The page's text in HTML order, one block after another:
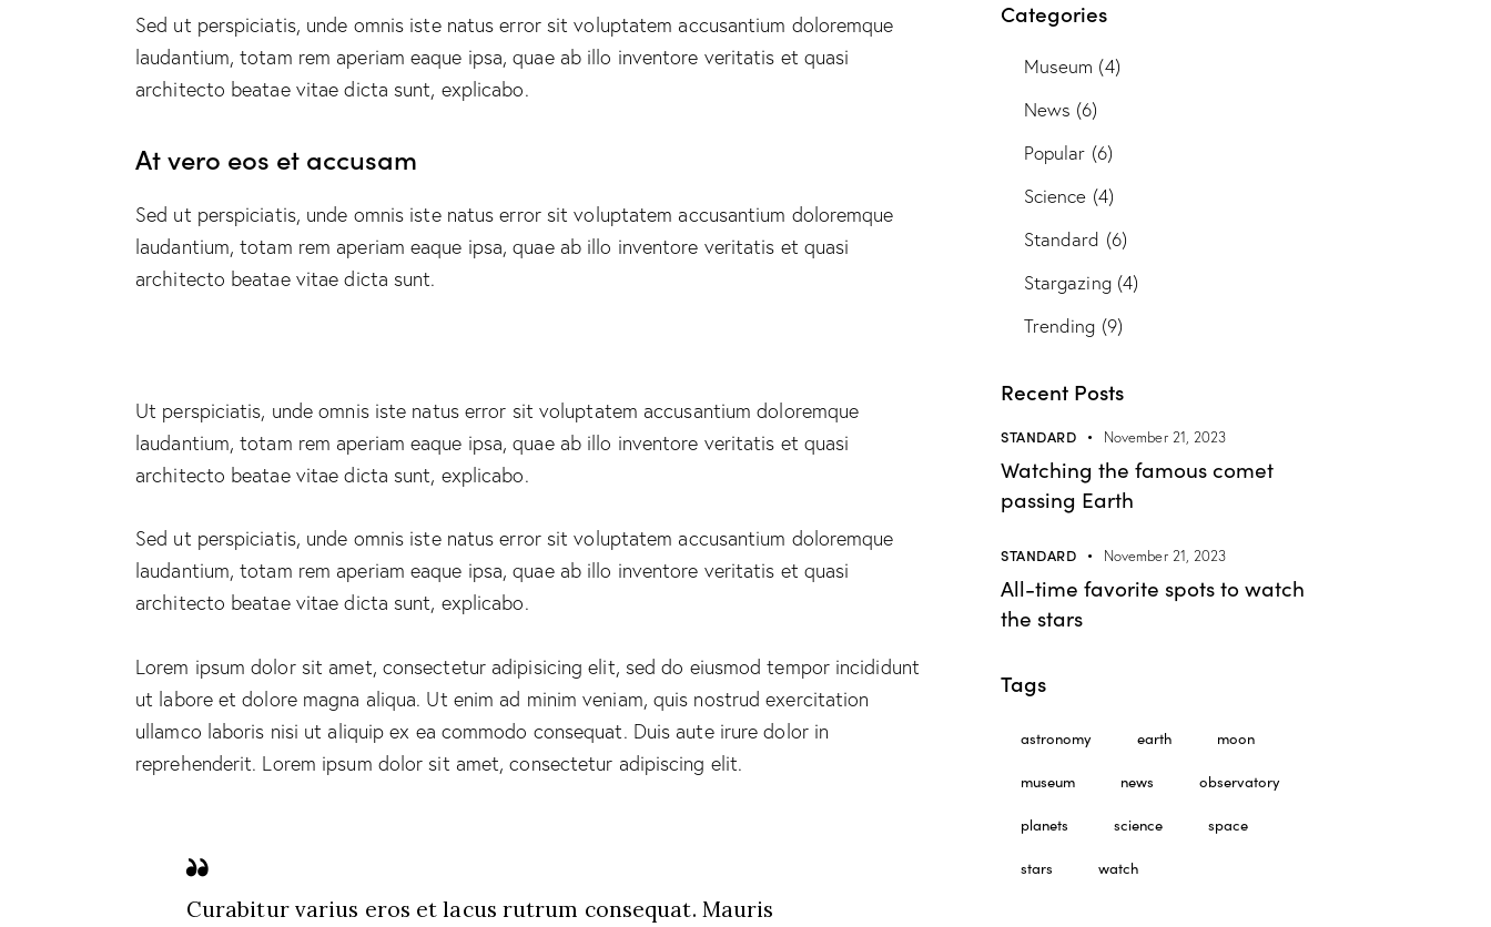
Sed ut perspiciatis, unde omnis iste natus error sit voluptatem accusantium doloremque
laudantium, totam rem aperiam eaque ipsa, quae ab illo inventore veritatis et quasi
architecto beatae vitae dicta sunt, explicabo.
At vero eos et accusam
Sed ut perspiciatis, unde omnis iste natus error sit voluptatem accusantium doloremque
laudantium, totam rem aperiam eaque ipsa, quae ab illo inventore veritatis et quasi
architecto beatae vitae dicta sunt.
Ut perspiciatis, unde omnis iste natus error sit voluptatem accusantium doloremque
laudantium, totam rem aperiam eaque ipsa, quae ab illo inventore veritatis et quasi
architecto beatae vitae dicta sunt, explicabo.
Sed ut perspiciatis, unde omnis iste natus error sit voluptatem accusantium doloremque
laudantium, totam rem aperiam eaque ipsa, quae ab illo inventore veritatis et quasi
architecto beatae vitae dicta sunt, explicabo.
Lorem ipsum dolor sit amet, consectetur adipisicing elit, sed do eiusmod tempor incididunt
ut labore et dolore magna aliqua. Ut enim ad minim veniam, quis nostrud exercitation
ullamco laboris nisi ut aliquip ex ea commodo consequat. Duis aute irure dolor in
reprehenderit. Lorem ipsum dolor sit amet, consectetur adipiscing elit.
Curabitur varius eros et lacus rutrum consequat. Mauris
Categories
Museum (4)
News (6)
Popular (6)
Science (4)
Standard (6)
Stargazing(4)
Trending (9)
Recent Posts
STANDARD November 21, 2023
Watching the famous comet
passing Earth
STANDARD November 21, 2023
All-time favorite spots to watch
the stars
Tags
astronomy earth moon
museum news observatory
planets science space
stars watch